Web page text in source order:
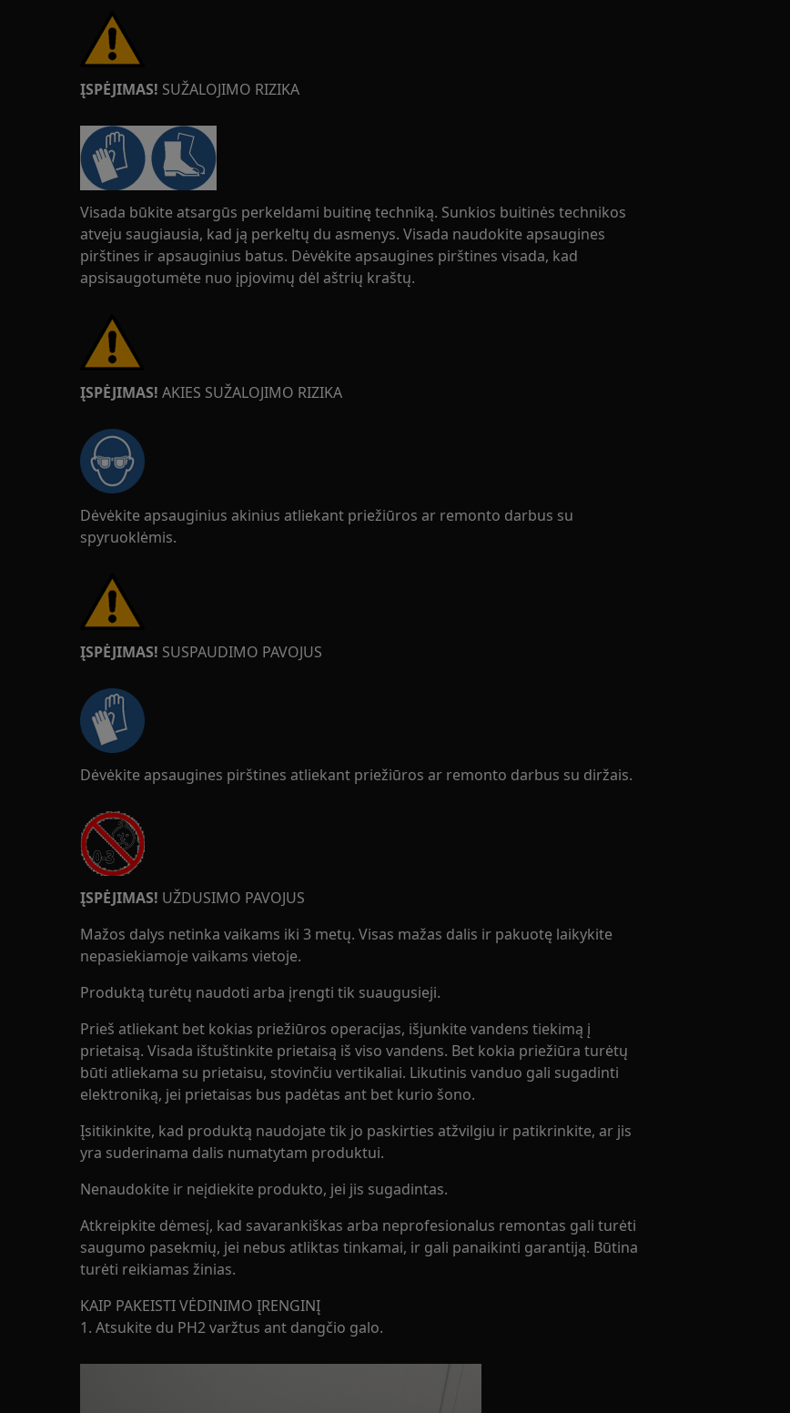
ĮSPĖJIMAS! SUŽALOJIMO RIZIKA
Visada būkite atsargūs perkeldami buitinę techniką. Sunkios buitinės technikos
atveju saugiausia, kad ją perkeltų du asmenys. Visada naudokite apsaugines
pirštines ir apsauginius batus. Dėvėkite apsaugines pirštines visada, kad
apsisaugotumėte nuo įpjovimų dėl aštrių kraštų.
ĮSPĖJIMAS! AKIES SUŽALOJIMO RIZIKA
Dėvėkite apsauginius akinius atliekant priežiūros ar remonto darbus su
spyruoklėmis.
ĮSPĖJIMAS! SUSPAUDIMO PAVOJUS
Dėvėkite apsaugines pirštines atliekant priežiūros ar remonto darbus su diržais.
ĮSPĖJIMAS! UŽDUSIMO PAVOJUS
Mažos dalys netinka vaikams iki 3 metų. Visas mažas dalis ir pakuotę laikykite
nepasiekiamoje vaikams vietoje.
Produktą turėtų naudoti arba įrengti tik suaugusieji.
Prieš atliekant bet kokias priežiūros operacijas, išjunkite vandens tiekimą į
prietaisą. Visada ištuštinkite prietaisą iš viso vandens. Bet kokia priežiūra turėtų
būti atliekama su prietaisu, stovinčiu vertikaliai. Likutinis vanduo gali sugadinti
elektroniką, jei prietaisas bus padėtas ant bet kurio šono.
Įsitikinkite, kad produktą naudojate tik jo paskirties atžvilgiu ir patikrinkite, ar jis
yra suderinama dalis numatytam produktui.
Nenaudokite ir neįdiekite produkto, jei jis sugadintas.
Atkreipkite dėmesį, kad savarankiškas arba neprofesionalus remontas gali turėti
saugumo pasekmių, jei nebus atliktas tinkamai, ir gali panaikinti garantiją. Būtina
turėti reikiamas žinias.
KAIP PAKEISTI VĖDINIMO ĮRENGINĮ
1. Atsukite du PH2 varžtus ant dangčio galo.